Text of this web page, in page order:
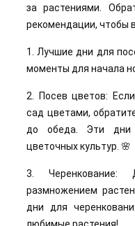
за растениями.
рекомендации, чтобы
1. Лучшие дни для
моменты для начала
2. Посев цветов:
сад цветами,
до обеда. Эти дни
цветочных культур. 🌸
3. Черенкование:
размножением
дни для
любимые растения!